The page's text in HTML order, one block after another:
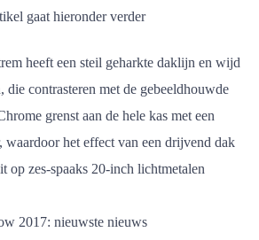
gaat hieronder verder
heeft een steil geharkte daklijn en wijd
die contrasteren met de gebeeldhouwde
grenst aan de hele kas met een
waardoor het effect van een drijvend dak
op zes-spaaks 20-inch lichtmetalen
2017: nieuwste nieuws